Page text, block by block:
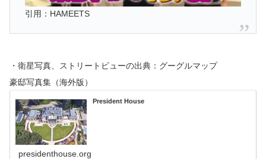
引用：HAMEETS
・衛星写真、ストリートビューの出典：グーグルマップ
豪邸写真集（海外版）
President House
presidenthouse.org